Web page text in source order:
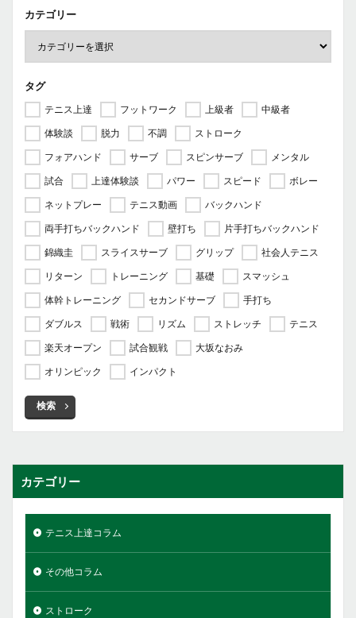
カテゴリー
タグ
テニス上達 フットワーク 上級者
中級者
体験談
脱力 不調
ストローク
フォアハンド
サーブ スピンサーブ
メンタル
試合
上達体験談 パワー スピード
ボレー
ネットプレー
テニス動画
バックハンド
両手打ちバックハンド
壁打ち
片手打ちバックハンド
錦織圭
スライスサーブ グリップ
社会人テニス
リターン
トレーニング 基礎
スマッシュ
体幹トレーニング
セカンドサーブ
手打ち
ダブルス
戦術 リズム ストレッチ
テニス
楽天オープン
試合観戦
大坂なおみ
オリンピック
インパクト
検索
カテゴリー
テニス上達コラム
その他コラム
ストローク